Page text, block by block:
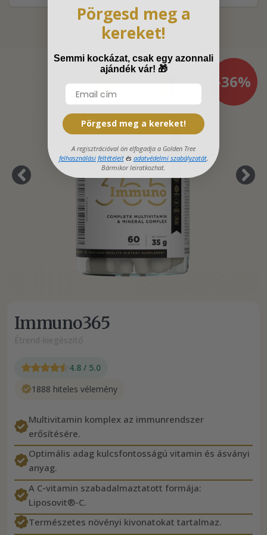
-36%
Immuno365
4.8 / 5.0
1888 hiteles vélemény
Multivitamin komplex az immunrendszer
erősítésére.
Optimális adag kulcsfontosságú vitamin és ásványi
anyag.
A C-vitamin szabadalmaztatott formája:
Liposovit®-C.
Természetes növényi kivonatokat tartalmaz.
Pörgesd meg a
kereket!
Semmi kockázat, csak egy azonnali
ajándék vár! 🎁
Pörgesd meg a kereket!
A regisztrációval ön elfogadja a Golden Tree
felhasználási feltételeités adatvédelmi szabályzatát.
Bármikor leiratkozhat.